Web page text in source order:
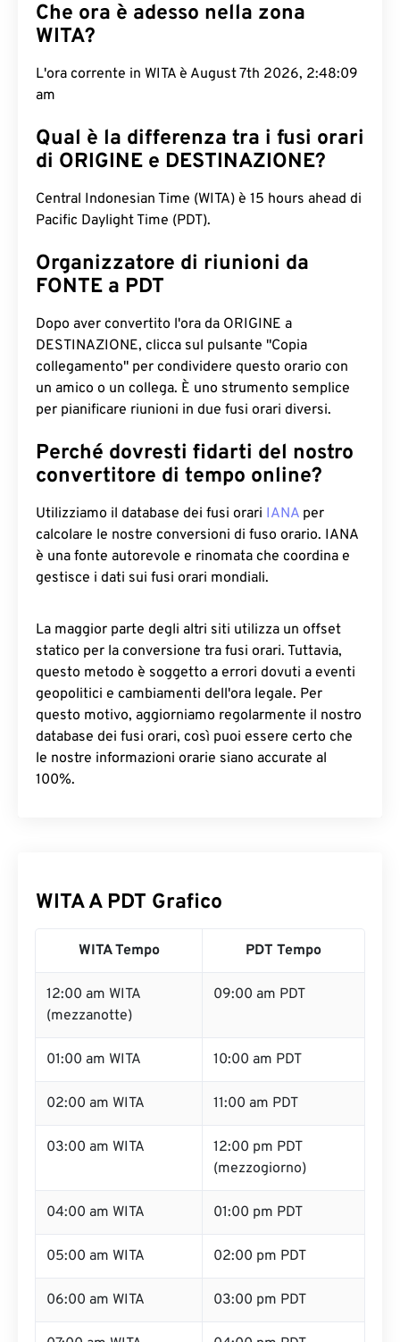
Che ora è adesso nella zona
WITA?
L'ora corrente in WITA è August 7th 2026, 2:48:10
am
Qual è la differenza tra i fusi orari
di ORIGINE e DESTINAZIONE?
Central Indonesian Time (WITA) è 15 hours ahead di
Pacific Daylight Time (PDT).
Organizzatore di riunioni da
FONTE a PDT
Dopo aver convertito l'ora da ORIGINE a
DESTINAZIONE, clicca sul pulsante "Copia
collegamento" per condividere questo orario con
un amico o un collega. È uno strumento semplice
per pianificare riunioni in due fusi orari diversi.
Perché dovresti fidarti del nostro
convertitore di tempo online?
Utilizziamo il database dei fusi orari IANA per
calcolare le nostre conversioni di fuso orario. IANA
è una fonte autorevole e rinomata che coordina e
gestisce i dati sui fusi orari mondiali.
La maggior parte degli altri siti utilizza un offset
statico per la conversione tra fusi orari. Tuttavia,
questo metodo è soggetto a errori dovuti a eventi
geopolitici e cambiamenti dell'ora legale. Per
questo motivo, aggiorniamo regolarmente il nostro
database dei fusi orari, così puoi essere certo che
le nostre informazioni orarie siano accurate al
100%.
WITA A PDT Grafico
WITA Tempo PDT Tempo
12:00 am WITA
(mezzanotte)
09:00 am PDT
01:00 am WITA 10:00 am PDT
02:00 am WITA 11:00 am PDT
03:00 am WITA
12:00 pm PDT
(mezzogiorno)
04:00 am WITA 01:00 pm PDT
05:00 am WITA 02:00 pm PDT
06:00 am WITA 03:00 pm PDT